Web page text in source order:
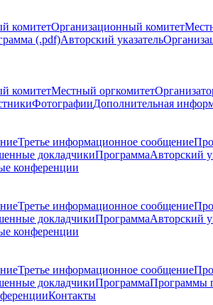
комитетОрганизационный комитет
(.pdf)Авторский указатель
комитетМестный оргкомитет
ФотографииДополнительная
Третье информационное сообщение
докладчикиПрограммаАвторский
конференции
Третье информационное сообщение
докладчикиПрограммаАвторский
конференции
Третье информационное сообщение
докладчикиПрограммаПрограммы
Контакты